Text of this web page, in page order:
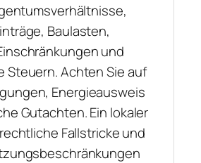
Baulasten,
und
Steuern. Achten Sie auf
Energieausweis
Gutachten. Ein lokaler
Fallstricke und